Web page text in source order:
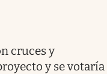
cruces y
y se votaría